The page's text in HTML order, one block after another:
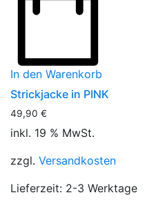
In den Warenkorb
Strickjacke in PINK
49,90 €
inkl. 19 % MwSt.
zzgl. Versandkosten
Lieferzeit: 2-3 Werktage